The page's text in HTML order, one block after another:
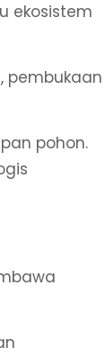
ekosistem
pembukaan
pohon.